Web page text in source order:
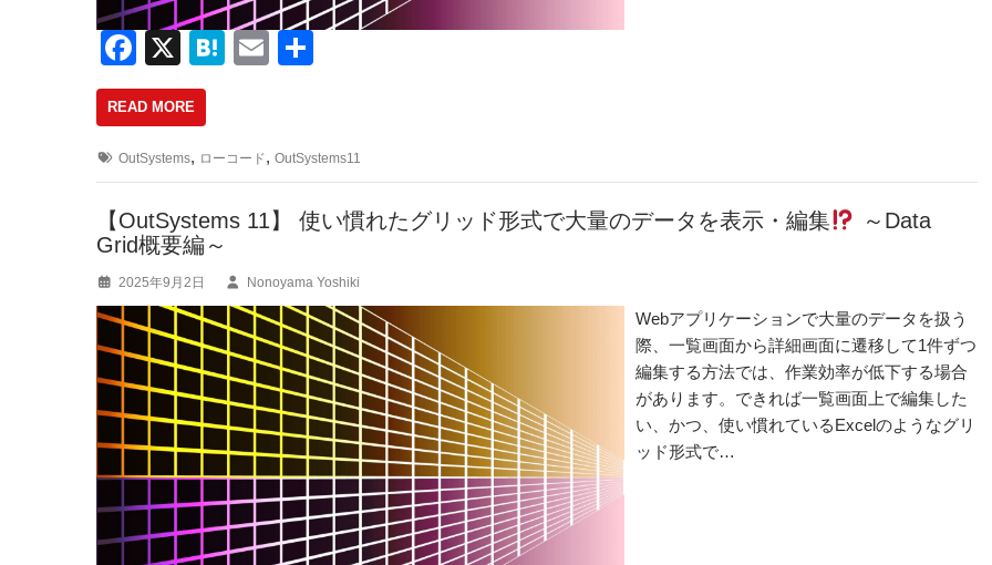
F
a
c
e
b
o
o
k
X
H
n
a
E
READ MORE
OutSystems, ローコード, OutSystems11
【OutSystems 11】 使い慣れたグリッド形式で大量のデータを表示・編集
～Data
Grid概要編～
2025年9月2日 Nonoyama Yoshiki
Webアプリケーションで大量のデータを扱う
際、一覧画面から詳細画面に遷移して1件ずつ
編集する方法では、作業効率が低下する場合
があります。できれば一覧画面上で編集した
い、かつ、使い慣れているExcelのようなグリ
ッド形式で…